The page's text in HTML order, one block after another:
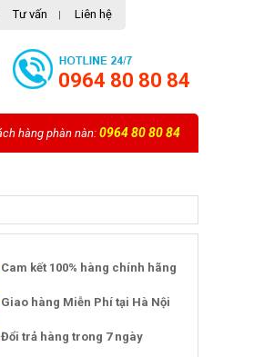
Tư vấn | Liên hệ
0964 80 80 84
hàng phàn nàn:0964 80 80 84
Cam kết 100% hàng chính hãng
Giao hàng Miễn Phí tại Hà Nội
Đổi trả hàng trong 7 ngày